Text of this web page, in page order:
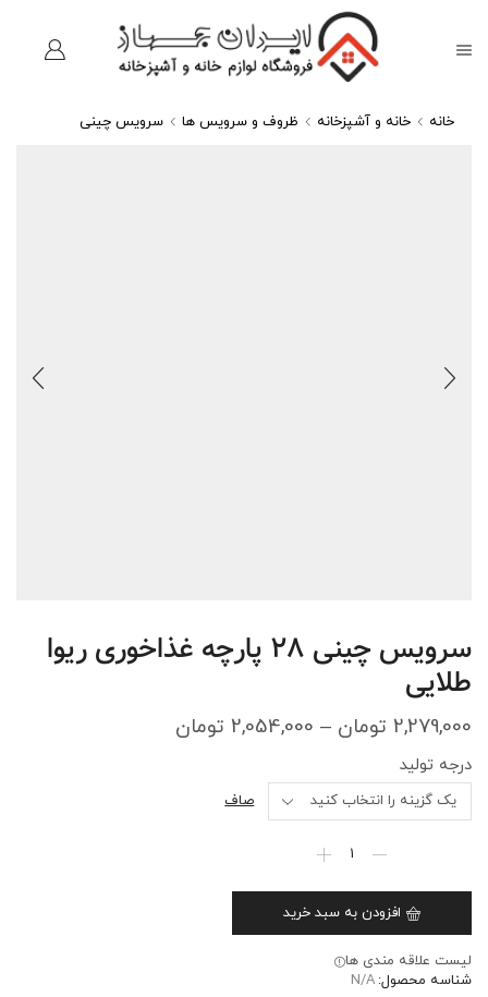
خانه خانه و آشپزخانه ظروف و سرویس ها سرویس چینی
سرویس چینی 28 پارچه غذاخوری ریوا
طلایی
2,279,000 تومان –
2,054,000 تومان
درجه تولید
صاف
افزودن به سبد خرید
لیست علاقه مندی ها
شناسه محصول: N/A